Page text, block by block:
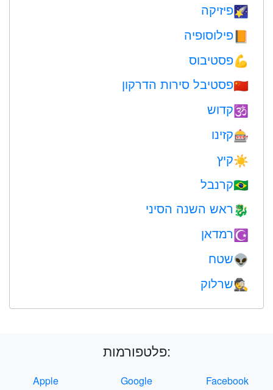
🌠פיזיקה
📙 פילוסופיה
💪פסטיבוס
🇨🇳פסטיבל סירות הדרקון
🕉קדוש
🎰קזינו
☀️קיץ
🇧🇷קרנבל
🐉 ראש השנה הסיני
☪️ רמדאן
👽שטח
🕵️שרלוק
פלטפורמות:
Apple Google
Facebook